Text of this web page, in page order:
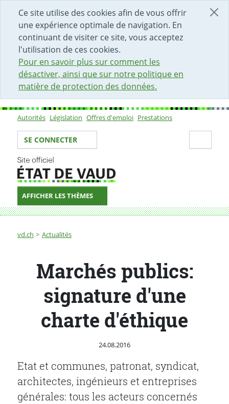
Ce site utilise des cookies afin de vous offrir
une expérience optimale de navigation. En
continuant de visiter ce site, vous acceptez
l'utilisation de ces cookies.
Pour en savoir plus sur comment les
désactiver, ainsi que sur notre politique en
matière de protection des données.
DÉBUT DU CONTENU DE LA PAGE
ACCÈS AU CHAMP DE RECHERCHE
PAGE D'ACCUEIL
FORMULAIRE DE CONTACT
Sous-navigation
Autorités Législation Offres d'emploi Prestations
Votre identité
SE CONNECTER
AFFICHER LES THÈMES
Fil d'Ariane
vd.ch Actualités
Marchés publics: signature d'une charte d'éthique
Marchés publics:
signature d'une
charte d'éthique
Publié le
24.08.2016
Etat et communes, patronat, syndicat,
architectes, ingénieurs et entreprises
générales: tous les acteurs concernés